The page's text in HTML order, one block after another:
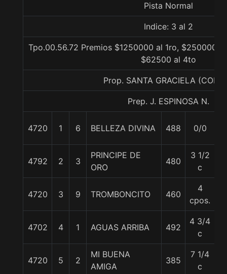
Pista Normal
Indice: 3 al 2
Tpo.00.56.72 Premios $1250000 al 1ro, $250000
$62500 al 4to
Prop. SANTA GRACIELA
Prep. J. ESPINOSA N.
4720 1 6 BELLEZA DIVINA 488 0/0
4792 2 3
PRINCIPE DE
ORO
480
3 1/2
c
4720 3 9 TROMBONCITO 460
4
cpos.
4702 4 1 AGUAS ARRIBA 492
4 3/4
c
4720 5 2
MI BUENA
AMIGA
385
7 1/4
c